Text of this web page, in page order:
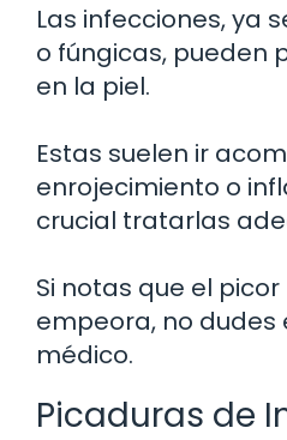
Las infecciones, ya
o fúngicas, pueden
en la piel.
Estas suelen ir
enrojecimiento o
crucial tratarlas
Si notas que el
empeora, no dudes
médico.
Picaduras de